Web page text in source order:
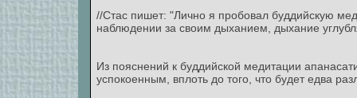
//Стас пишет: "Лично я пробовал буддийскую
наблюдении за своим дыханием, дыхание
Из пояснений к буддийской медитации
успокоенным, вплоть до того, что будет едва